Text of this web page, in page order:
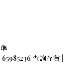
查詢存貨 |